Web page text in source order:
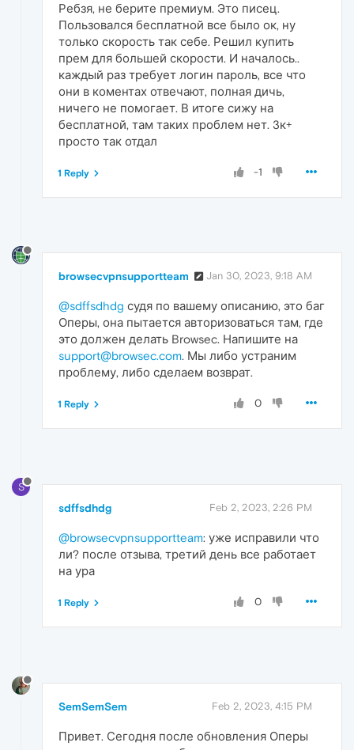
Ребзя, не берите премиум. Это писец.
Пользовался бесплатной все было ок, ну
только скорость так себе. Решил купить
прем для большей скорости. И началось..
каждый раз требует логин пароль, все что
они в коментах отвечают, полная дичь,
ничего не помогает. В итоге сижу на
бесплатной, там таких проблем нет. 3к+
просто так отдал
-1
1 Reply
browsecvpnsupportteam Jan 30, 2023, 9:18 AM
@sdffsdhdg судя по вашему описанию, это баг
Оперы, она пытается авторизоваться там, где
это должен делать Browsec. Напишите на
support@browsec.com. Мы либо устраним
проблему, либо сделаем возврат.
0
1 Reply
S
sdffsdhdg Feb 2, 2023, 2:26 PM
@browsecvpnsupportteam: уже исправили что
ли? после отзыва, третий день все работает
на ура
0
1 Reply
SemSemSem Feb 2, 2023, 4:15 PM
Привет. Сегодня после обновления Оперы